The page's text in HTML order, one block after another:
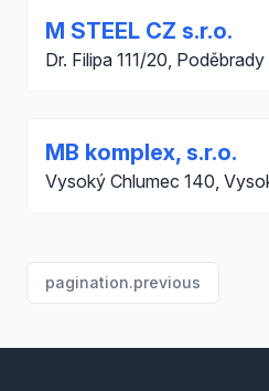
M STEEL CZ s.r.o.
Dr. Filipa 111/20, Poděbrady
MB komplex, s.r.o.
Vysoký Chlumec 140,
pagination.previous